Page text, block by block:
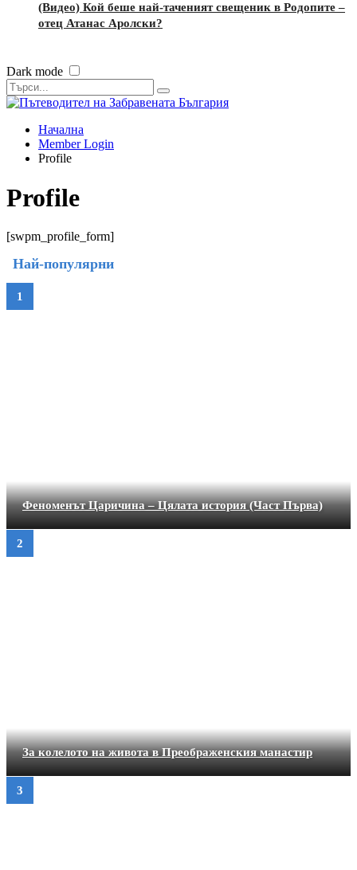
(Видео) Кой беше най-таченият свещеник в Родопите –
отец Атанас Аролски?
Dark mode
Начална
Member Login
Profile
Profile
[swpm_profile_form]
Най-популярни
Феноменът Царичина – Цялата история (Част Първа)
За колелото на живота в Преображенския манастир